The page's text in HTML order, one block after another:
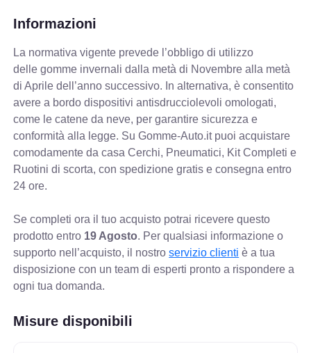
Informazioni
La normativa vigente prevede l’obbligo di utilizzo
delle gomme invernali dalla metà di Novembre alla metà
di Aprile dell’anno successivo. In alternativa, è consentito
avere a bordo dispositivi antisdrucciolevoli omologati,
come le catene da neve, per garantire sicurezza e
conformità alla legge. Su Gomme-Auto.it puoi acquistare
comodamente da casa Cerchi, Pneumatici, Kit Completi e
Ruotini di scorta, con spedizione gratis e consegna entro
24 ore.
Se completi ora il tuo acquisto potrai ricevere questo
prodotto entro 19 Agosto. Per qualsiasi informazione o
supporto nell’acquisto, il nostroservizio clienti è a tua
disposizione con un team di esperti pronto a rispondere a
ogni tua domanda.
Misure disponibili